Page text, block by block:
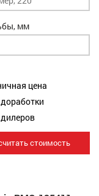
мм
цена
стоимость